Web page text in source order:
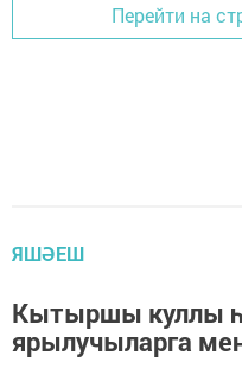
Перейти на
ЯШӘЕШ
Кытыршы куллы
ярылучыларга